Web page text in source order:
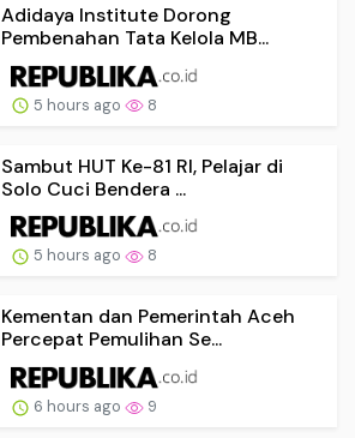
Adidaya Institute Dorong
Pembenahan Tata Kelola MB...
5 hours ago 8
Sambut HUT Ke-81 RI, Pelajar di
Solo Cuci Bendera ...
5 hours ago 8
Kementan dan Pemerintah Aceh
Percepat Pemulihan Se...
6 hours ago 9